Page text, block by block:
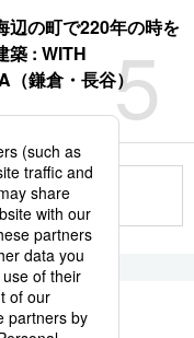
5
辺の町で220年の時を
築 : WITH
（鎌倉・長谷）